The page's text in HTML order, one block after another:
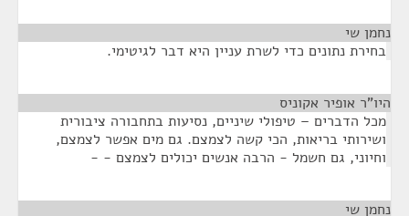
נחמן שי
בחירת נתונים כדי לשרת עניין היא דבר לגיטימי.
היו"ר אופיר אקוניס
מכל הדברים – טיפולי שיניים, נסיעות בתחבורה ציבורית
ושירותי בריאות, הכי קשה לצמצם. גם מים אפשר לצמצם,
וחיוני, גם חשמל - הרבה אנשים יכולים לצמצם - -
נחמן שי